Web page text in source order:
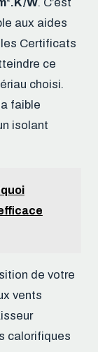
aux aides
les Certificats
ce
choisi.
faible
isolant
de votre
vents
calorifiques